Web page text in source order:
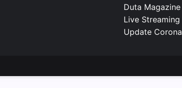
Duta Magazine
Live Streaming
Update Corona